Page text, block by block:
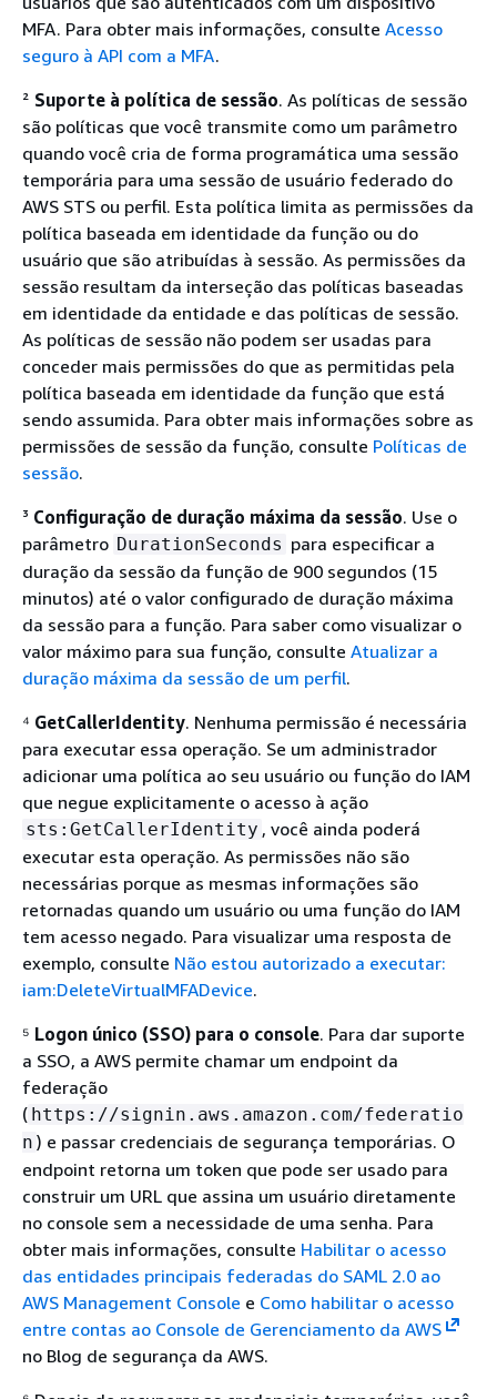
MFA. Para obter mais informações, consulte Acesso
seguro à API com a MFA.
² Suporte à política de sessão. As políticas de sessão
são políticas que você transmite como um parâmetro
quando você cria de forma programática uma sessão
temporária para uma sessão de usuário federado do
AWS STS ou perfil. Esta política limita as permissões da
política baseada em identidade da função ou do
usuário que são atribuídas à sessão. As permissões da
sessão resultam da interseção das políticas baseadas
em identidade da entidade e das políticas de sessão.
As políticas de sessão não podem ser usadas para
conceder mais permissões do que as permitidas pela
política baseada em identidade da função que está
sendo assumida. Para obter mais informações sobre as
permissões de sessão da função, consulte Políticas de
sessão.
³ Configuração de duração máxima da sessão. Use o
parâmetro DurationSeconds para especificar a
duração da sessão da função de 900 segundos (15
minutos) até o valor configurado de duração máxima
da sessão para a função. Para saber como visualizar o
valor máximo para sua função, consulte Atualizar a
duração máxima da sessão de um perfil.
⁴ GetCallerIdentity. Nenhuma permissão é necessária
para executar essa operação. Se um administrador
adicionar uma política ao seu usuário ou função do IAM
que negue explicitamente o acesso à ação
sts:GetCallerIdentity , você ainda poderá
executar esta operação. As permissões não são
necessárias porque as mesmas informações são
retornadas quando um usuário ou uma função do IAM
tem acesso negado. Para visualizar uma resposta de
exemplo, consulte Não estou autorizado a executar:
iam:DeleteVirtualMFADevice.
⁵ Logon único (SSO) para o console. Para dar suporte
a SSO, a AWS permite chamar um endpoint da
federação
( https://signin.aws.amazon.com/federatio
n ) e passar credenciais de segurança temporárias. O
endpoint retorna um token que pode ser usado para
construir um URL que assina um usuário diretamente
no console sem a necessidade de uma senha. Para
obter mais informações, consulte Habilitar o acesso
das entidades principais federadas do SAML 2.0 ao
AWS Management Console e Como habilitar o acesso
entre contas ao Console de Gerenciamento da AWS
no Blog de segurança da AWS.